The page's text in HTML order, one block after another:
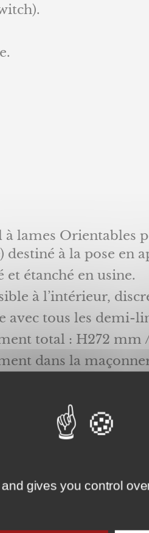
à lames Orientables
destiné à la pose en
étanché en usine.
à l’intérieur,
avec tous les demi-
total : H272 mm
dans la
aluminium avec
à poser sur le
thermiques
gives you control